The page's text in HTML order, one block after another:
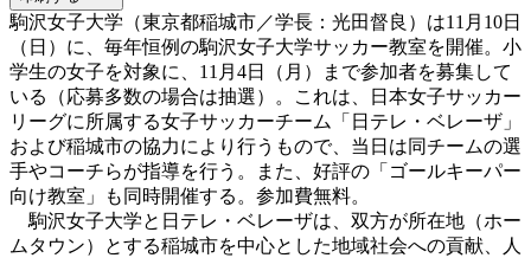
駒沢女子大学（東京都稲城市／学長：光田督良）は11月10日
（日）に、毎年恒例の駒沢女子大学サッカー教室を開催。小
学生の女子を対象に、11月4日（月）まで参加者を募集して
いる（応募多数の場合は抽選）。これは、日本女子サッカー
リーグに所属する女子サッカーチーム「日テレ・ベレーザ」
および稲城市の協力により行うもので、当日は同チームの選
手やコーチらが指導を行う。また、好評の「ゴールキーパー
向け教室」も同時開催する。参加費無料。
駒沢女子大学と日テレ・ベレーザは、双方が所在地（ホー
ムタウン）とする稲城市を中心とした地域社会への貢献、人